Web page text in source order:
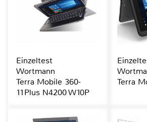
Einzeltest
Wortmann
Terra Mobile 360-
11Plus N4200 W10P
Terra